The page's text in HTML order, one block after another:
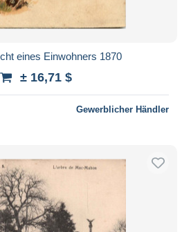
eines Einwohners 1870
± 16,71 $
Gewerblicher Händler